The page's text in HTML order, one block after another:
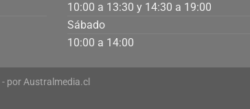
10:00 a 13:30 y 14:30 a 19:00
Sábado
10:00 a 14:00
- porAustralmedia.cl